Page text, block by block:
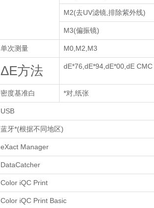
M2(去UV滤镜,排除紫外线)
M3(偏振镜)
单次测量 M0,M2,M3
ΔE方法 dE*76,dE*94,dE*00,dE CMC
密度基准白 *对,纸张
USB
蓝牙*(根据不同地区)
eXact Manager
DataCatcher
Color iQC Print
Color iQC Print Basic